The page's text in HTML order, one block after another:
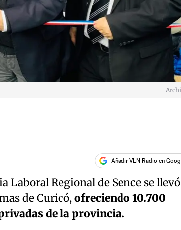
Añadir VLN Radio en
Laboral Regional de Sence se llevó
de Curicó,ofreciendo 10.700
de la provincia.